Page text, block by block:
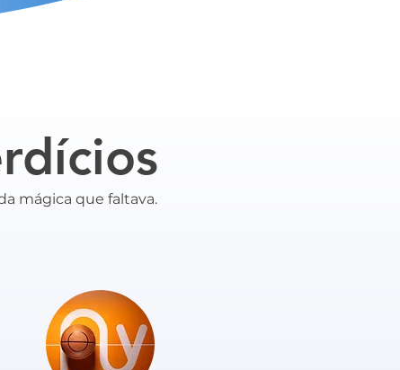
mágica que faltava.